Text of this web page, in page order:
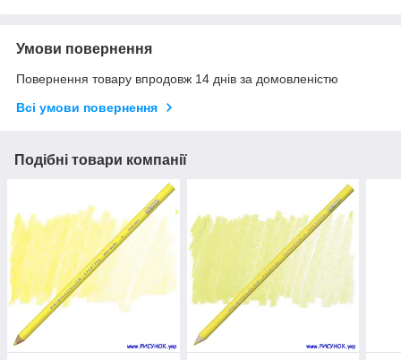
Умови повернення
Повернення товару впродовж 14 днів за домовленістю
Всі умови повернення
Подібні товари компанії